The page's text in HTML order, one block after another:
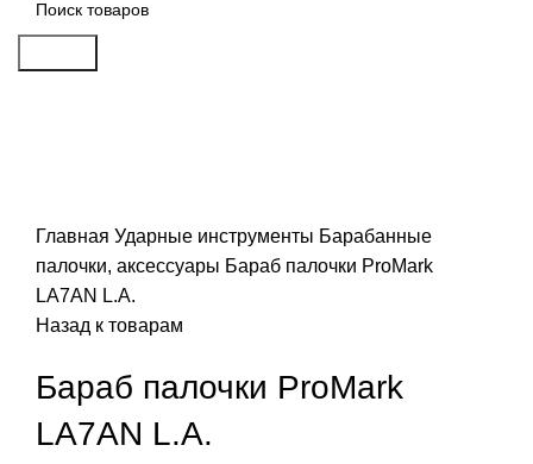
Главная Ударные инструменты Барабанные
палочки, аксессуары Бараб палочки ProMark
LA7AN L.A.
Назад к товарам
Бараб палочки ProMark
LA7AN L.A.